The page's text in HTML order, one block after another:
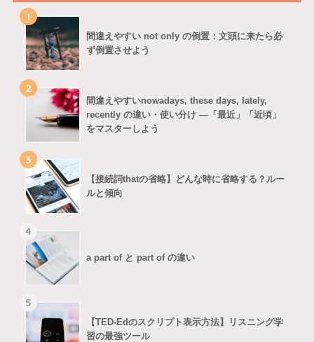
1
間違えやすい not only の倒置：文頭に来たら必
ず倒置させよう
2
間違えやすいnowadays, these days, lately,
recently の違い・使い分け ―「最近」「近頃」
をマスターしよう
3
【接続詞thatの省略】どんな時に省略する？ルー
ルと傾向
4
a part of と part of の違い
5
【TED-Edのスクリプト表示方法】リスニング学
習の最強ツール